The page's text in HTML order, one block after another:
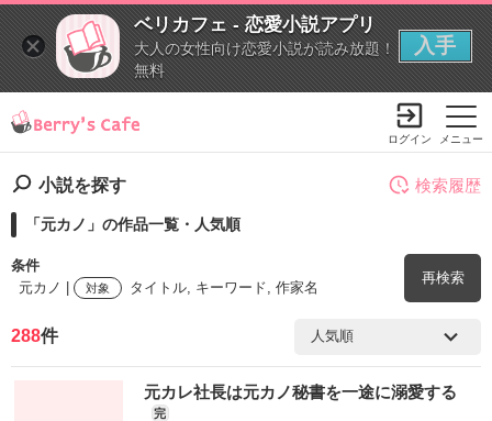
ベリカフェ - 恋愛小説アプリ
大人の女性向け恋愛小説が読み放題！
無料
入手
メニュー
ログイン
小説を探す
「元カノ」の作品一覧・人気順
条件
元カノ |
対象 タイトル, キーワード, 作家名
再検索
検索ワード
を含む
検索履歴
288件
元カレ社長は元カノ秘書を一途に溺愛する
完